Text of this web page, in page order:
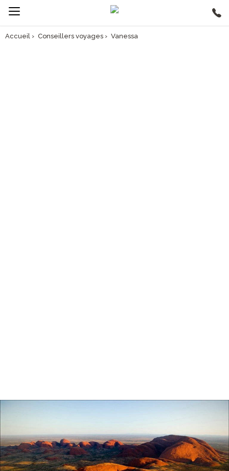
Accueil › Conseillers voyages › Vanessa